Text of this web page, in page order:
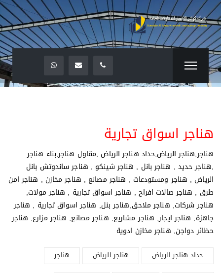
هناجر اسواق تجارية
هناجر,هناجر الرياض,حداد هناجر الرياض ,مقاول هناجر,بناء هناجر
,هناجر حديد , هناجر بانل , هناجر شينكو , هناجر ساندوتش بانل
الرياض , هناجر ومستودعات , هناجر مصانع , هناجر مخازن , هناجر امن
طرق , هناجر صالات افراح , هناجر اسواق تجارية , هناجر مولات,
هناجر شركات, هناجر ملاحق,هناجر بنل, هناجر اسواق تجارية , هناجر
جاهزة, هناجر ايجار, هناجر مشاريع, هناجر مصانع, هناجر مزارع, هناجر
حظائر دواجن, هناجر مخازن ادوية
هناجر هناجر الرياض
حداد هناجر الرياض